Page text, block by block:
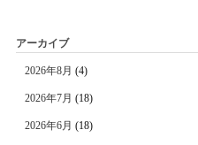
アーカイブ
2026年8月 (4)
2026年7月 (18)
2026年6月 (18)